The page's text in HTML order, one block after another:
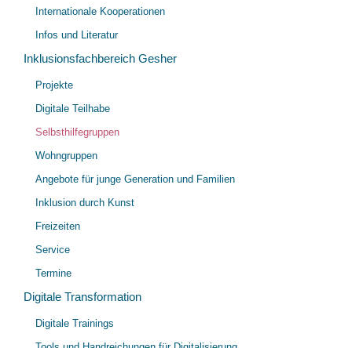
Internationale Kooperationen
Infos und Literatur
Inklusionsfachbereich Gesher
Projekte
Digitale Teilhabe
Selbsthilfegruppen
Wohngruppen
Angebote für junge Generation und Familien
Inklusion durch Kunst
Freizeiten
Service
Termine
Digitale Transformation
Digitale Trainings